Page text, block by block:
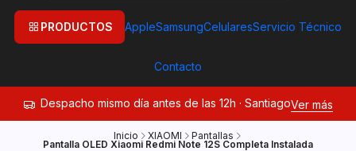
PRODUCTOS AppleSamsungCelularesServicio Técnico
Contacto
Despacho mismo día antes de las 12h · SantiagoVer más
Inicio XIAOMI Pantallas
Pantalla OLED Xiaomi Redmi Note 12S Completa Instalada